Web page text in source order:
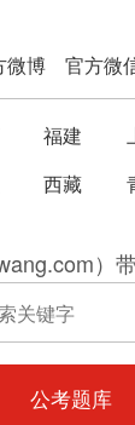
微博 官方微
福建
西藏
）
公考题库